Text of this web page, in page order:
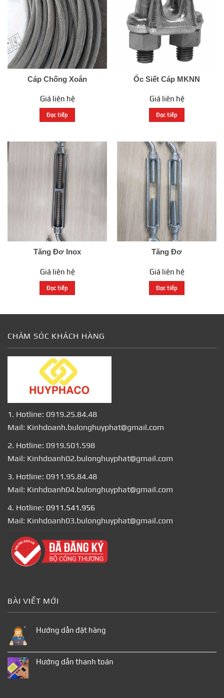
Cáp Chống Xoắn
Giá liên hệ
Đọc tiếp
Ốc Siết Cáp MKNN
Giá liên hệ
Đọc tiếp
Tăng Đơ Inox
Giá liên hệ
Đọc tiếp
Tăng Đơ
Giá liên hệ
Đọc tiếp
CHĂM SÓC KHÁCH HÀNG
1. Hotline: 0919.25.84.48
Mail: Kinhdoanh.bulonghuyphat@gmail.com
2. Hotline: 0919.501.598
Mail: Kinhdoanh02.bulonghuyphat@gmail.com
3. Hotline: 0911.95.84.48
Mail: Kinhdoanh04.bulonghuyphat@gmail.com
4. Hotline: 0911.541.956
Mail: Kinhdoanh03.bulonghuyphat@gmail.com
BÀI VIẾT MỚI
Hướng dẫn đặt hàng
Hướng dẫn thanh toán